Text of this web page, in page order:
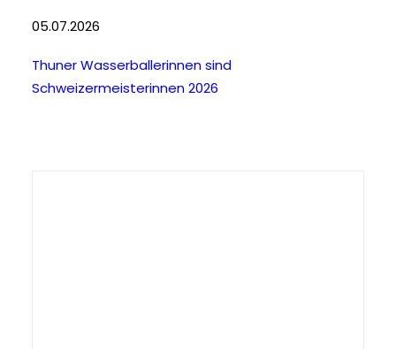
05.07.2026
Thuner Wasserballerinnen sind
Schweizermeisterinnen 2026